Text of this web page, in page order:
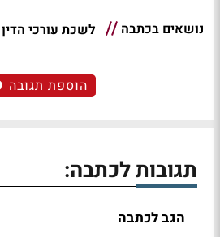
נושאים בכתבה לשכת עורכי הדין
הוספת תגובה
תגובות לכתבה:
הגב לכתבה